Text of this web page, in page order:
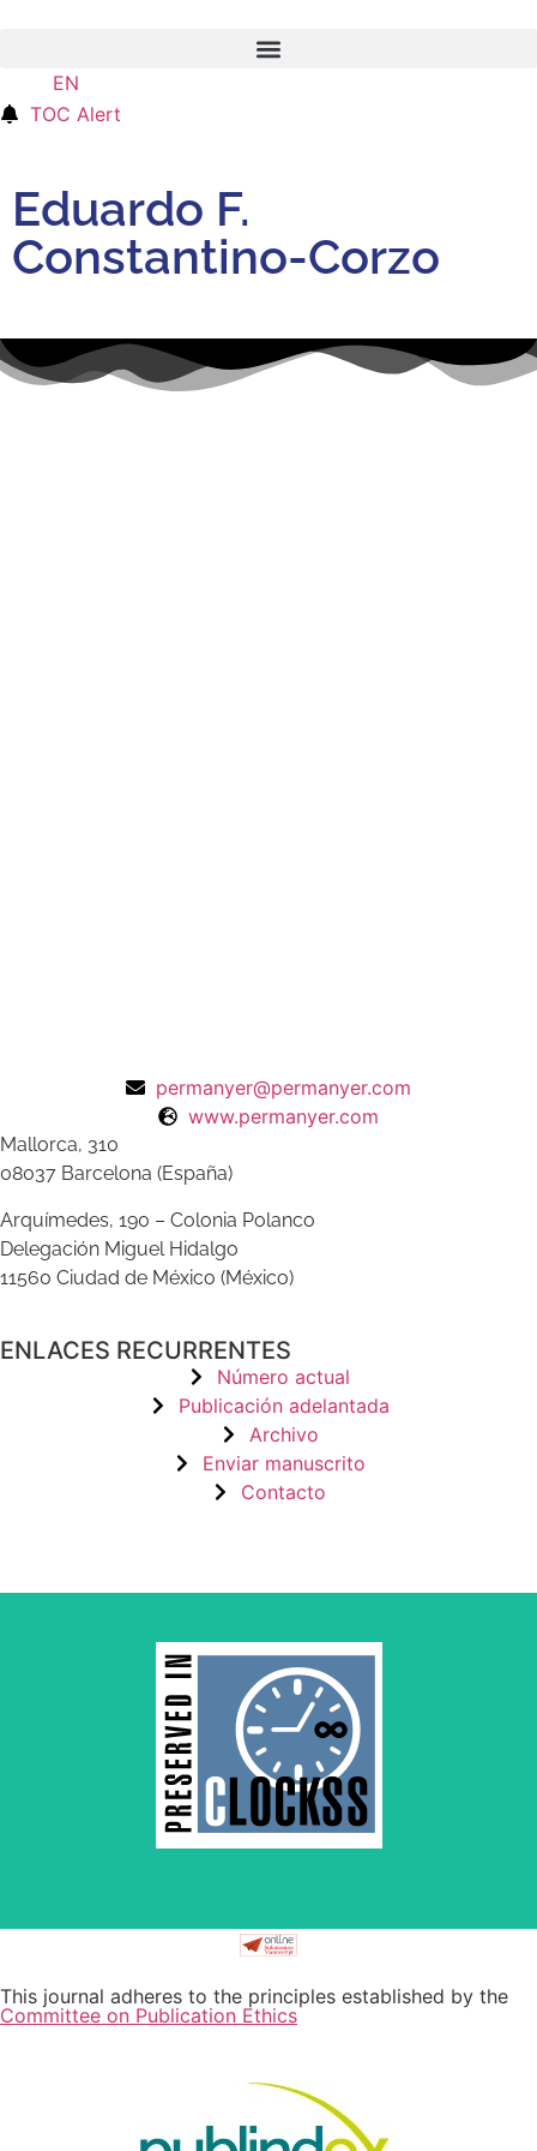
EN
TOC Alert
Eduardo F.
Constantino-Corzo
permanyer@permanyer.com
www.permanyer.com
Mallorca, 310
08037 Barcelona (España)
Arquímedes, 190 – Colonia Polanco
Delegación Miguel Hidalgo
11560 Ciudad de México (México)
ENLACES RECURRENTES
Número actual
Publicación adelantada
Archivo
Enviar manuscrito
Contacto
CLOCKSS is a dak archive that ensures the long-term
survival of web-based scholary publications, governed
by and for its stakeholders.
This journal adheres to the principles established by the
Committee on Publication Ethics